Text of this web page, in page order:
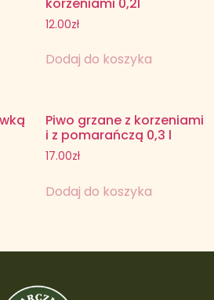
12.00zł
Dodaj do koszyka
Piwo grzane z korzeniami
i z pomarańczą 0,3 l
17.00zł
Dodaj do koszyka